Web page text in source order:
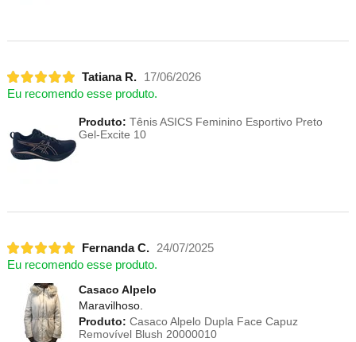
Tatiana R.
17/06/2026
Eu recomendo esse produto.
Produto: Tênis ASICS Feminino Esportivo Preto
Gel-Excite 10
Fernanda C.
24/07/2025
Eu recomendo esse produto.
Casaco Alpelo
Maravilhoso.
Produto: Casaco Alpelo Dupla Face Capuz
Removível Blush 20000010